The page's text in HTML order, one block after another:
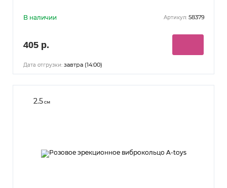
В наличии Артикул: 58379
405 р.
Дата отгрузки: завтра (14:00)
2.5см